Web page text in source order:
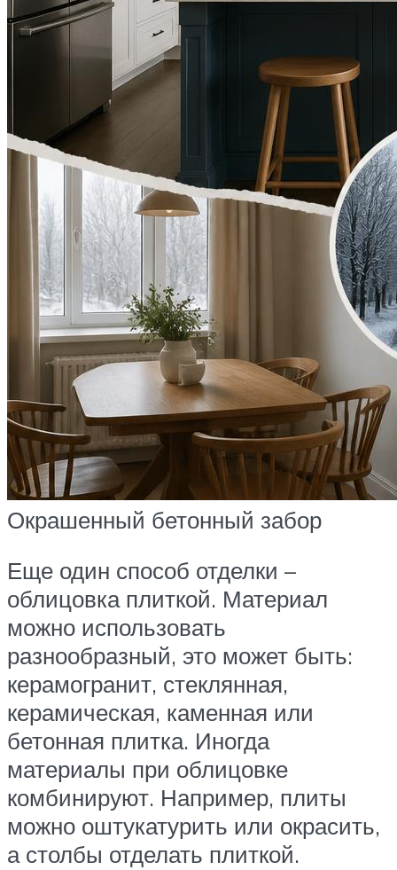
Окрашенный бетонный забор
Еще один способ отделки –
облицовка плиткой. Материал
можно использовать
разнообразный, это может быть:
керамогранит, стеклянная,
керамическая, каменная или
бетонная плитка. Иногда
материалы при облицовке
комбинируют. Например, плиты
можно оштукатурить или окрасить,
а столбы отделать плиткой.